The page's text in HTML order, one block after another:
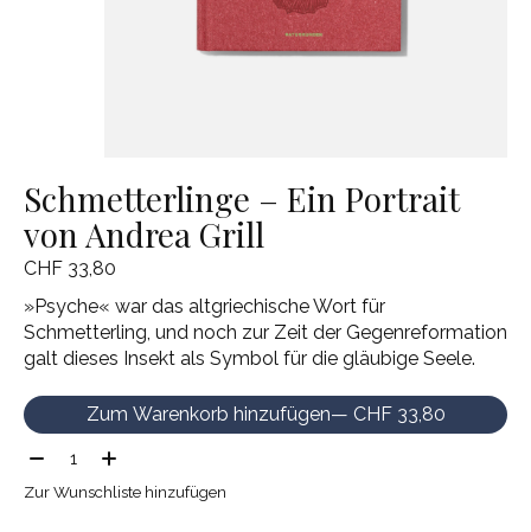
Schmetterlinge – Ein Portrait
von Andrea Grill
CHF 33,80
»Psyche« war das altgriechische Wort für
Schmetterling, und noch zur Zeit der Gegenreformation
galt dieses Insekt als Symbol für die gläubige Seele.
Zum Warenkorb hinzufügen
— CHF 33,80
Menge:
Zur Wunschliste hinzufügen